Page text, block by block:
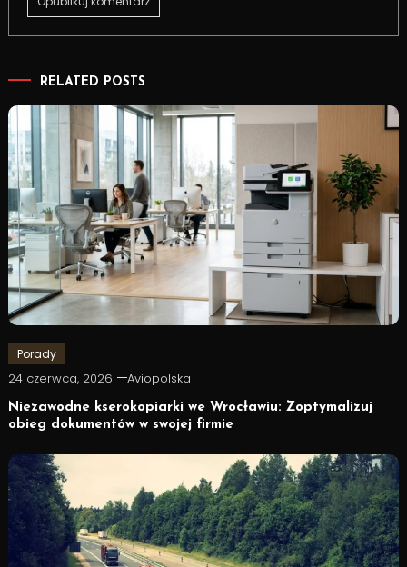
RELATED POSTS
Porady
24 czerwca, 2026 Aviopolska
Niezawodne kserokopiarki we Wrocławiu: Zoptymalizuj
obieg dokumentów w swojej firmie